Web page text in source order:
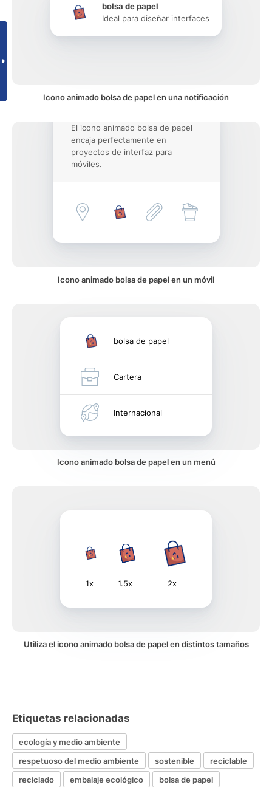
bolsa de papel
Ideal para diseñar interfaces
Icono animado bolsa de papel en una notificación
El icono animado bolsa de papel
encaja perfectamente en
proyectos de interfaz para
móviles.
Icono animado bolsa de papel en un móvil
bolsa de papel
Cartera
Internacional
Icono animado bolsa de papel en un menú
1x 1.5x 2x
Utiliza el icono animado bolsa de papel en distintos tamaños
Etiquetas relacionadas
ecología y medio ambiente
respetuoso del medio ambiente
sostenible
reciclable
reciclado
embalaje ecológico bolsa de papel